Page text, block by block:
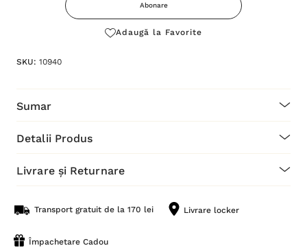
Abonare
Adaugă la Favorite
SKU: 10940
Sumar
Detalii Produs
Livrare și Returnare
Transport gratuit de la 170 lei Livrare locker
Împachetare Cadou